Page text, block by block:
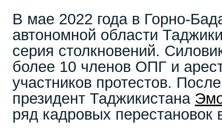
В мае 2022 года в Горно-
автономной области
серия столкновений.
более 10 членов ОПГ и
участников протестов.
президент Таджикистана
ряд кадровых